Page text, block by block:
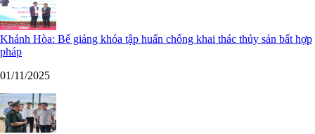
Khánh Hòa: Bế giảng khóa tập huấn chống khai thác thủy sản bất hợp
pháp
01/11/2025